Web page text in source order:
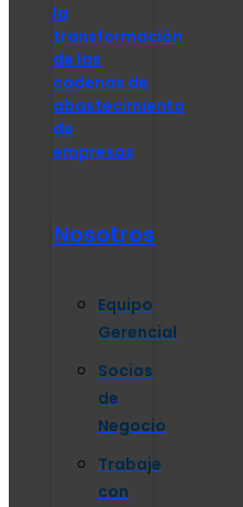
la
transformación
de las
cadenas de
abastecimiento
de
empresas
Nosotros
Equipo
Gerencial
Socios
de
Negocio
Trabaje
con